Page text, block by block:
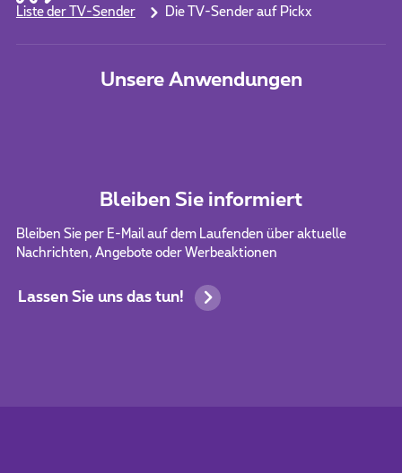
Liste der TV-Sender
Die TV-Sender auf Pickx
Unsere Anwendungen
Bleiben Sie informiert
Bleiben Sie per E-Mail auf dem Laufenden über aktuelle
Nachrichten, Angebote oder Werbeaktionen
Lassen Sie uns das tun!